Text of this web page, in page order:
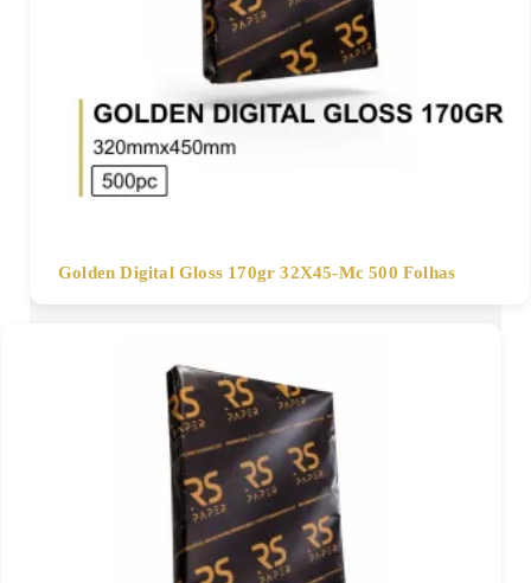
Golden Digital Gloss 170gr 32X45-Mc 500 Folhas